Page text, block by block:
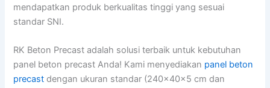
mendapatkan produk berkualitas tinggi yang sesuai
standar SNI.
RK Beton Precast adalah solusi terbaik untuk kebutuhan
panel beton precast Anda! Kami menyediakan panel beton
precast dengan ukuran standar (240x40x5 cm dan